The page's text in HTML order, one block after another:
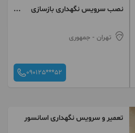
نصب سرویس نگهداری بازسازی
تهران - جمهوری
090125***52
تعمیر و سرویس نگهداری اسانسور